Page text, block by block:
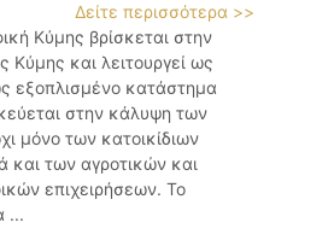
Δείτε περισσότερα >>
Κύμης βρίσκεται στην
Κύμης και λειτουργεί ως
εξοπλισμένο κατάστημα
στην κάλυψη των
μόνο των κατοικίδιων
και των αγροτικών και
επιχειρήσεων. Το
...